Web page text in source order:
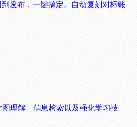
发布，一键搞定。自动复刻对标账
理解、信息检索以及强化学习技